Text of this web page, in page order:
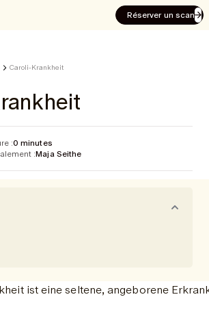
Réserver un scan
Caroli-Krankheit
:0 minutes
:Maja Seithe
ist eine seltene, angeborene